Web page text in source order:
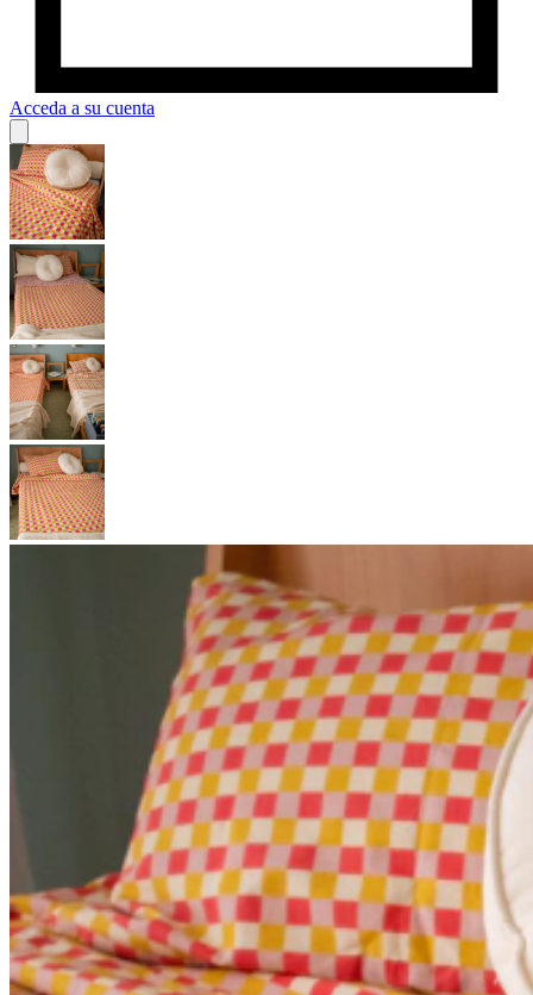
Acceda a su cuenta